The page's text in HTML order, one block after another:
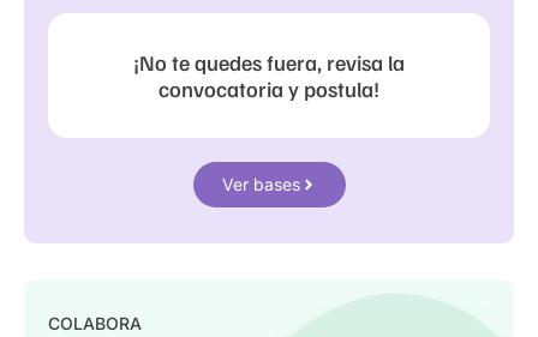
¡No te quedes fuera, revisa la
convocatoria y postula!
Ver bases
COLABORA